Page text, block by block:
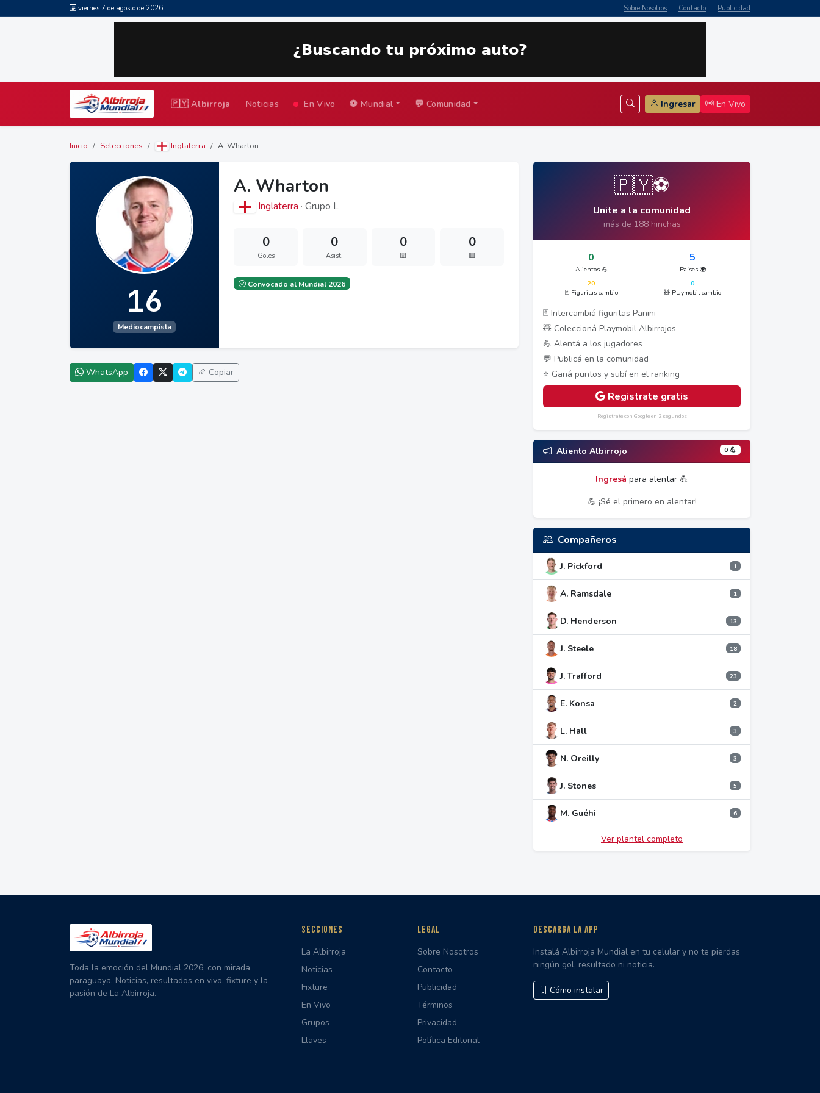
viernes 7 de agosto de 2026 Sobre Nosotros Contacto Publicidad
🇵🇾 Albirroja Noticias En Vivo ⚽ Mundial 💬 Comunidad Ingresar En Vivo
Inicio Selecciones Inglaterra A. Wharton
16
Mediocampista
A. Wharton
Inglaterra · Grupo L
0
Goles
0
Asist.
0
🟨
0
🟥
Convocado al Mundial 2026
WhatsApp Copiar
🇵🇾⚽
Unite a la comunidad
más de 188 hinchas
0
Alientos 💪
5
Países 🌍
20
🃏 Figuritas cambio
0
🧸 Playmobil cambio
🃏 Intercambiá figuritas Panini
🧸 Coleccioná Playmobil Albirrojos
💪 Alentá a los jugadores
💬 Publicá en la comunidad
⭐ Ganá puntos y subí en el ranking
Registrate gratis
Registrate con Google en 2 segundos
Aliento Albirrojo 0 💪
Ingresá para alentar 💪
💪 ¡Sé el primero en alentar!
Compañeros
J. Pickford 1
A. Ramsdale 1
D. Henderson 13
J. Steele 18
J. Trafford 23
E. Konsa 2
L. Hall 3
N. Oreilly 3
J. Stones 5
M. Guéhi 6
Ver plantel completo
Toda la emoción del Mundial 2026, con mirada
paraguaya. Noticias, resultados en vivo, fixture y la
pasión de La Albirroja.
SECCIONES
La Albirroja
Noticias
Fixture
En Vivo
Grupos
Llaves
LEGAL
Sobre Nosotros
Contacto
Publicidad
Términos
Privacidad
Política Editorial
DESCARGÁ LA APP
Instalá Albirroja Mundial en tu celular y no te pierdas
ningún gol, resultado ni noticia.
Cómo instalar